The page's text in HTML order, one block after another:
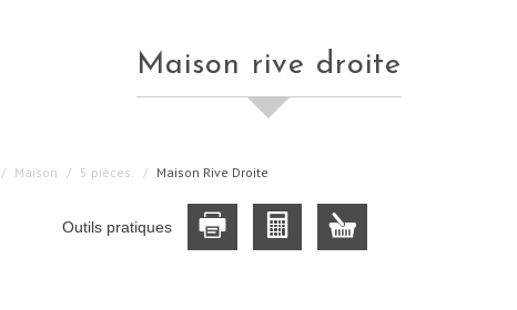
maison rive droite
Maison 5 pièces. Maison Rive Droite
Outils pratiques